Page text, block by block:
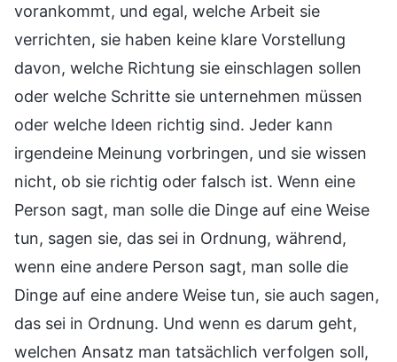
vorankommt, und egal, welche Arbeit sie
verrichten, sie haben keine klare Vorstellung
davon, welche Richtung sie einschlagen sollen
oder welche Schritte sie unternehmen müssen
oder welche Ideen richtig sind. Jeder kann
irgendeine Meinung vorbringen, und sie wissen
nicht, ob sie richtig oder falsch ist. Wenn eine
Person sagt, man solle die Dinge auf eine Weise
tun, sagen sie, das sei in Ordnung, während,
wenn eine andere Person sagt, man solle die
Dinge auf eine andere Weise tun, sie auch sagen,
das sei in Ordnung. Und wenn es darum geht,
welchen Ansatz man tatsächlich verfolgen soll,